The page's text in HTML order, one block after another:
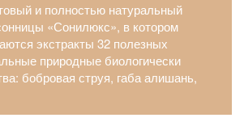
и полностью натуральный
«Сонилюкс», в котором
экстракты 32 полезных
природные биологически
бобровая струя, габа алишань,